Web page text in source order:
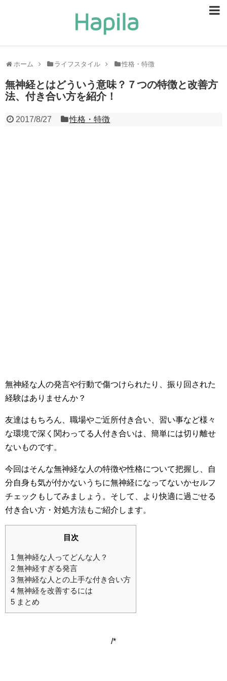
ホーム ライフスタイル 性格・特徴
無神経とはどういう意味？７つの特徴と改善方
法、付き合い方を紹介！
2017/8/27 性格・特徴
無神経な人の発言や行動で傷つけられたり、振り回された
経験はありませんか？
友達はもちろん、職場やご近所付き合い、習い事など様々
な環境で深く関わってる人付き合いは、簡単には切り離せ
ないものです。
今回はそんな無神経な人の特徴や性格について把握し、自
分自身も気が付かないうちに無神経になってないかセルフ
チェックもしてみましょう。そして、より快適に過ごせる
付き合い方・対処方法もご紹介します。
目次
1 無神経な人ってどんな人？
2 無神経すぎる発言
3 無神経な人との上手な付き合い方
4 無神経を改善するには
5 まとめ
/*
ヘアケア
ヘルスケア
食事・食べ物